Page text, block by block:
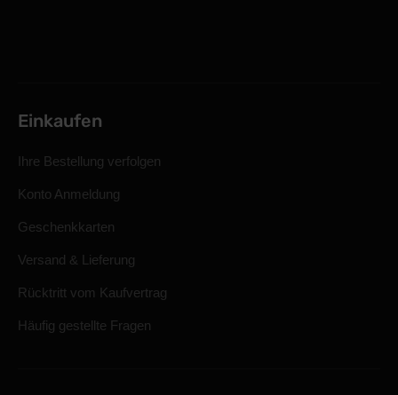
Einkaufen
Ihre Bestellung verfolgen
Konto Anmeldung
Geschenkkarten
Versand & Lieferung
Rücktritt vom Kaufvertrag
Häufig gestellte Fragen